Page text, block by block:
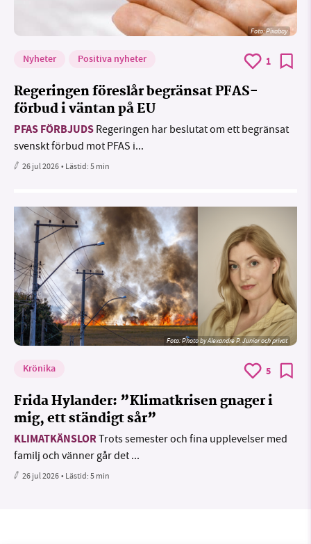
Foto:Pixabay
Nyheter Positiva nyheter 1
Regeringen föreslår begränsat PFAS-
förbud i väntan på EU
PFAS FÖRBJUDS Regeringen har beslutat om ett begränsat
svenskt förbud mot PFAS i...
26 jul 2026• Lästid:5 min
Foto:Photo by Alexandre P. Junior och privat
Krönika 5
Frida Hylander: ”Klimatkrisen gnager i
mig, ett ständigt sår”
KLIMATKÄNSLORTrots semester och fina upplevelser med
familj och vänner går det ...
26 jul 2026• Lästid:5 min